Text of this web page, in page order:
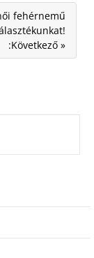
fehérnemű
:Következő »